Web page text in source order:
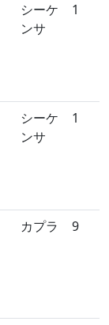
シーケ
ンサ
1
シーケ
ンサ
1
カプラ 9